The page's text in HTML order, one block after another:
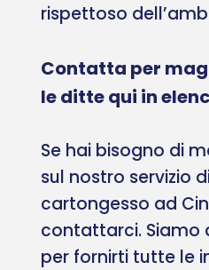
rispettoso
Contatta per
le ditte qui in
Se hai bisogno di
sul nostro servizio
cartongesso ad
contattarci. Siamo
per fornirti tutte le